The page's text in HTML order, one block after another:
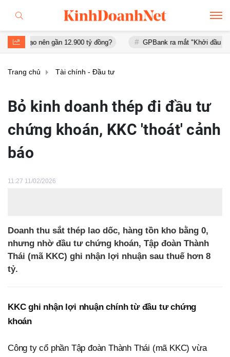
gần 12.900 tỷ đồng? GPBank ra mắt "Khởi đầu an cư", đồng
Trang chủ Tài chính - Đầu tư
Bỏ kinh doanh thép đi đầu tư
chứng khoán, KKC 'thoát' cảnh
báo
11:27 11/02/2026
Doanh thu sắt thép lao dốc, hàng tồn kho bằng 0,
nhưng nhờ đầu tư chứng khoán, Tập đoàn Thành
Thái (mã KKC) ghi nhận lợi nhuận sau thuế hơn 8
tỷ.
KKC ghi nhận lợi nhuận chính từ đầu tư chứng
khoán
Công ty cổ phần Tập đoàn Thành Thái (mã KKC) vừa